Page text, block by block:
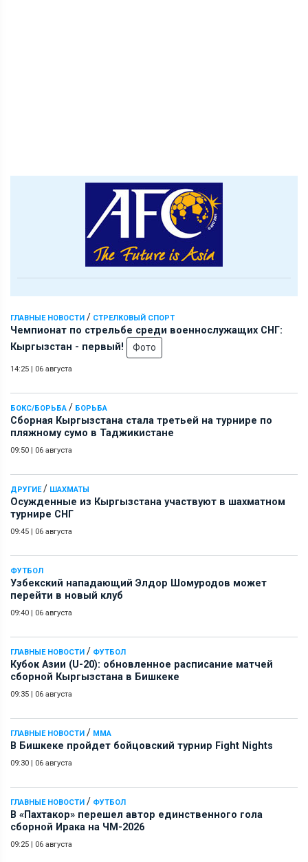
ГЛАВНЫЕ НОВОСТИ / СТРЕЛКОВЫЙ СПОРТ
Чемпионат по стрельбе среди военнослужащих СНГ:
Кыргызстан - первый!
Фото
14:25 | 06 августа
БОКС/БОРЬБА / БОРЬБА
Сборная Кыргызстана стала третьей на турнире по
пляжному сумо в Таджикистане
09:50 | 06 августа
ДРУГИЕ/ ШАХМАТЫ
Осужденные из Кыргызстана участвуют в шахматном
турнире СНГ
09:45 | 06 августа
ФУТБОЛ
Узбекский нападающий Элдор Шомуродов может
перейти в новый клуб
09:40 | 06 августа
ГЛАВНЫЕ НОВОСТИ / ФУТБОЛ
Кубок Азии (U-20): обновленное расписание матчей
сборной Кыргызстана в Бишкеке
09:35 | 06 августа
ГЛАВНЫЕ НОВОСТИ / ММА
В Бишкеке пройдет бойцовский турнир Fight Nights
09:30 | 06 августа
ГЛАВНЫЕ НОВОСТИ / ФУТБОЛ
В «Пахтакор» перешел автор единственного гола
сборной Ирака на ЧМ-2026
09:25 | 06 августа